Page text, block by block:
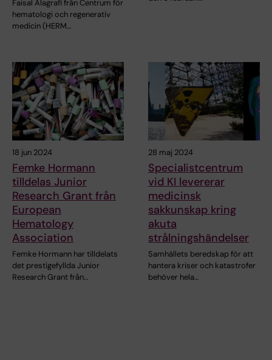
Faisal Alagrafi från Centrum för
hematologi och regenerativ
medicin (HERM…
18 jun 2024
Femke Hormann
tilldelas Junior
Research Grant från
European
Hematology
Association
Femke Hormann har tilldelats
det prestigefyllda Junior
Research Grant från…
28 maj 2024
Specialistcentrum
vid KI levererar
medicinsk
sakkunskap kring
akuta
strålningshändelser
Samhällets beredskap för att
hantera kriser och katastrofer
behöver hela…